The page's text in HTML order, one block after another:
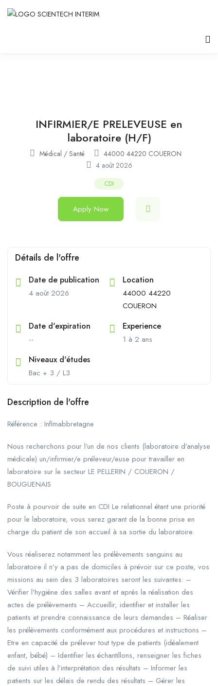
INFIRMIER/E PRELEVEUSE en
laboratoire (H/F)
Médical / Santé
44000 44220 COUERON
4 août 2026
CDI
Apply Now
Détails de l'offre
Date de publication
4 août 2026
Location
44000 44220
COUERON
Date d'expiration
--
Experience
1 à 2 ans
Niveaux d'études
Bac + 3 / L3
Description de l'offre
Référence : InfImabbretagne
Nous recherchons pour l’un de nos clients (laboratoire d’analyse
médicale) un/infirmier/e préleveur/euse pour travailler en
laboratoire sur le secteur LE PELLERIN / COUERON /
BOUGUENAIS
Poste à pourvoir de suite en CDI Le relationnel étant une priorité
pour le laboratoire, vous serez garant de la bonne prise en
charge du patient de son accueil à sa sortie du laboratoire.
Vous réaliserez notamment les prélèvements sanguins au
laboratoire il n’y a pas de domiciles à prévoir sur ce poste, vos
missions au sein des 3 laboratoires seront les suivantes: –
Vérifier l’hygiène des salles avant et après la réalisation des
actes de prélèvements – Accueillir, identifier et installer les
patients et prendre connaissance de leurs demandes – Réaliser
les prélèvements conformément aux procédures et instructions –
Etre en capacité de prélever tout type de patients (idéalement
enfant, bébé) – Identifier les échantillons, renseigner les fiches
de suivi utiles à l’interprétation des résultats – Informer les
patients sur les délais de rendu des résultats – Gérer les